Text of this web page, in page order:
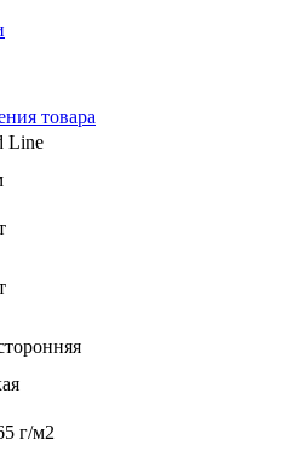
товара
Line
г/м2